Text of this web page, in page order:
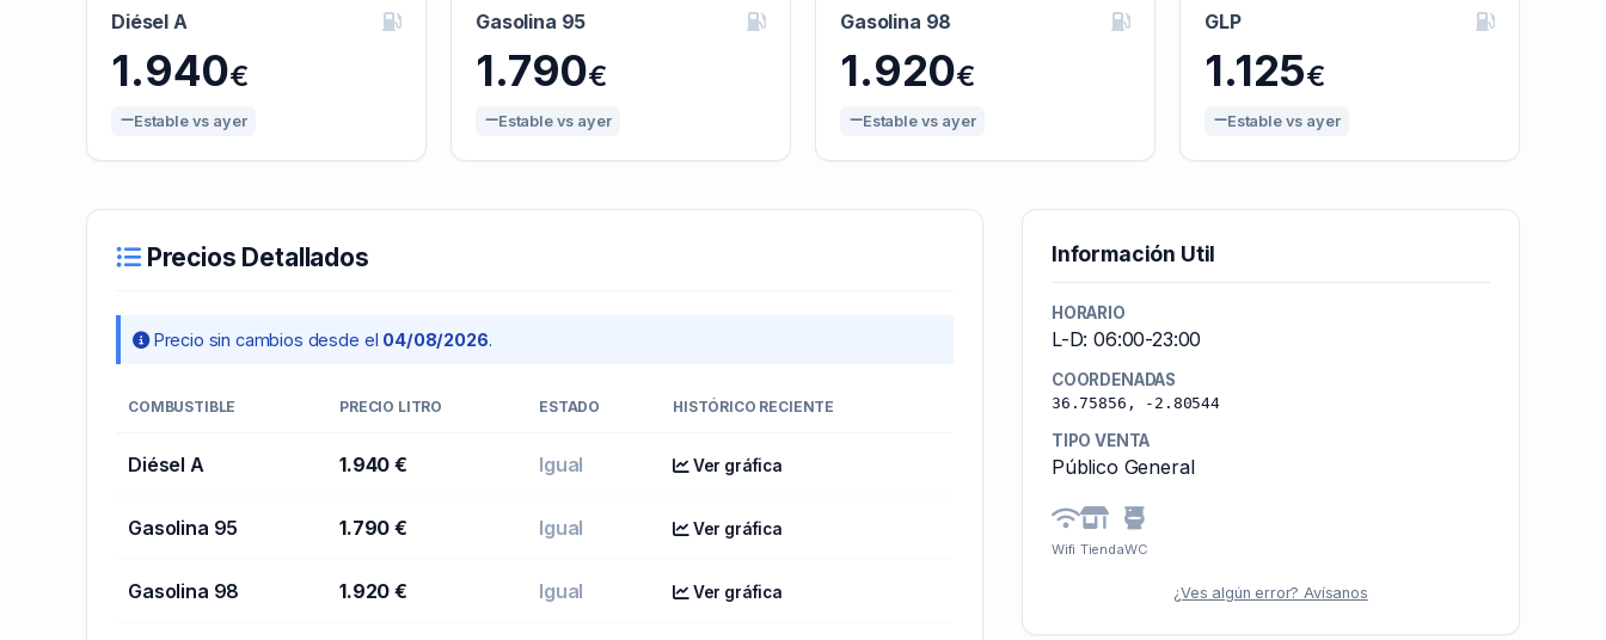
Diésel A
1.940€
Estable vs ayer
Gasolina 95
1.790€
Estable vs ayer
Gasolina 98
1.920€
Estable vs ayer
GLP
1.125€
Estable vs ayer
Precios Detallados
Precio sin cambios desde el 04/08/2026.
COMBUSTIBLE PRECIO LITRO ESTADO HISTÓRICO RECIENTE
Diésel A 1.940 € Igual Ver gráfica
Gasolina 95 1.790 € Igual Ver gráfica
Gasolina 98 1.920 € Igual Ver gráfica
Información Util
HORARIO
L-D: 06:00-23:00
COORDENADAS
36.75856, -2.80544
TIPO VENTA
Público General
Wifi TiendaWC
¿Ves algún error? Avísanos